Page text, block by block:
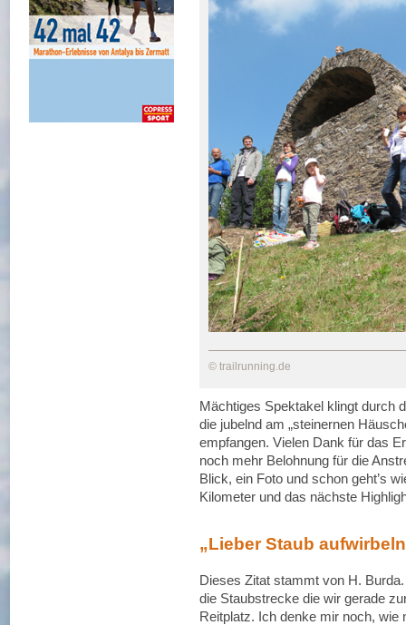
© trailrunning.de
Mächtiges Spektakel klingt durch
die jubelnd am „steinernen
empfangen. Vielen Dank für das
noch mehr Belohnung für die
Blick, ein Foto und schon geht’s
Kilometer und das nächste
„Lieber Staub
Dieses Zitat stammt von H.
die Staubstrecke die wir gerade
Reitplatz. Ich denke mir noch, wie